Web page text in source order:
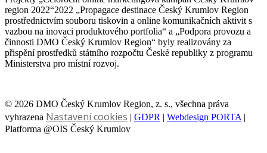
region 2022“2022 „Propagace destinace Český Krumlov Region
prostřednictvím souboru tiskovin a online komunikačních aktivit s
vazbou na inovaci produktového portfolia“ a „Podpora provozu a
činnosti DMO Český Krumlov Region“ byly realizovány za
přispění prostředků státního rozpočtu České republiky z programu
Ministerstva pro místní rozvoj.
© 2026 DMO Český Krumlov Region, z. s., všechna práva
vyhrazena Nastavení cookies | GDPR | Webdesign PORTA |
Platforma @OIS Český Krumlov